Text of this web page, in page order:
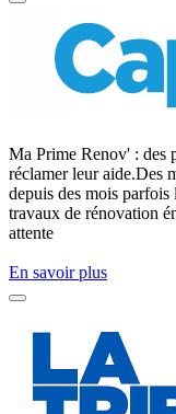
Ma Prime Renov' : des
réclamer leur aide.Des
depuis des mois parfois
travaux de rénovation
attente
En savoir plus